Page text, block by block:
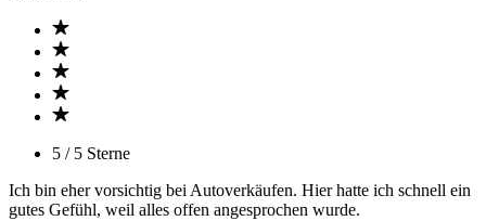
5 / 5 Sterne
Ich bin eher vorsichtig bei Autoverkäufen. Hier hatte ich schnell ein
gutes Gefühl, weil alles offen angesprochen wurde.